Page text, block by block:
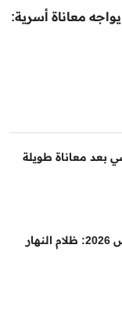
معاناة أسرية:
بعد معاناة طويلة
الكسوف الكلي للشمس 2026: ظلام النهار